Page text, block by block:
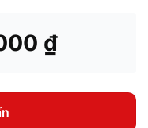
₫.
₫Giá
tại